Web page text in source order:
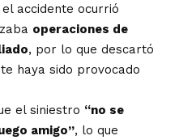
accidente ocurrió
operaciones de
, por lo que descartó
haya sido provocado
el siniestro “no se
amigo”, lo que